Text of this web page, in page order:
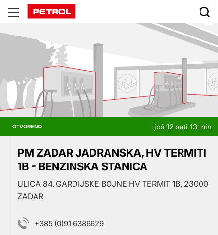
Prodajna
mesta
OTVORENO još 12 sati 13 min
PM ZADAR JADRANSKA, HV TERMITI
1B - BENZINSKA STANICA
ULICA 84. GARDIJSKE BOJNE HV TERMIT 1B, 23000
ZADAR
+385 (0)91 6386629